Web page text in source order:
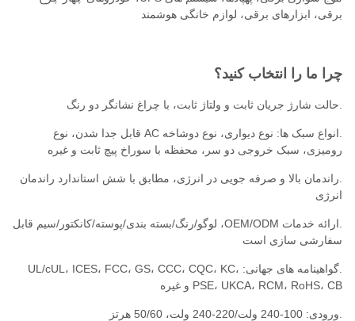
برقی، ابزارهای برقی، لوازم خانگی هوشمند
چرا ما را انتخاب کنید؟
.حالت شارژ جریان ثابت و ولتاژ ثابت، با چراغ نشانگر دو رنگ
.انواع سبک ها: نوع دیواری، نوع دوشاخه AC قابل جدا شدن، نوع
رومیزی، سبک خروجی دو سر، محفظه با سوراخ پیچ ثابت و غیره
.راندمان بالا و صرفه جویی در انرژی، مطابق با شش استاندارد راندمان
انرژی
.ارائه خدمات OEM/ODM، لوگو/رنگ/بسته بندی/پوسته/کانکتور/سیم قابل
سفارشی سازی است
.گواهینامه های جهانی: UL/cUL، ICES، FCC، GS، CCC، CQC، KC،
PSE، UKCA، RCM، RoHS، CB و غیره
.ورودی: 100-240 ولت/220-240 ولت، 50/60 هرتز